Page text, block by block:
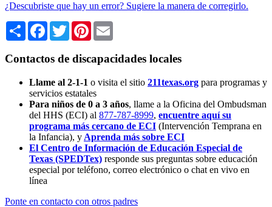
¿Descubriste que hay un error? Sugiere la manera de corregirlo.
Share Facebook
TwitterPinterest
Contactos de discapacidades locales
Llame al 2-1-1 o visita el sitio 211texas.org para programas y
servicios estatales
Para niños de 0 a 3 años, llame a la Oficina del Ombudsman
del HHS (ECI) al 877-787-8999, encuentre aquí su
programa más cercano de ECI (Intervención Temprana en
la Infancia), y Aprenda más sobre ECI
El Centro de Información de Educación Especial de
Texas (SPEDTex) responde sus preguntas sobre educación
especial por teléfono, correo electrónico o chat en vivo en
línea
Ponte en contacto con otros padres